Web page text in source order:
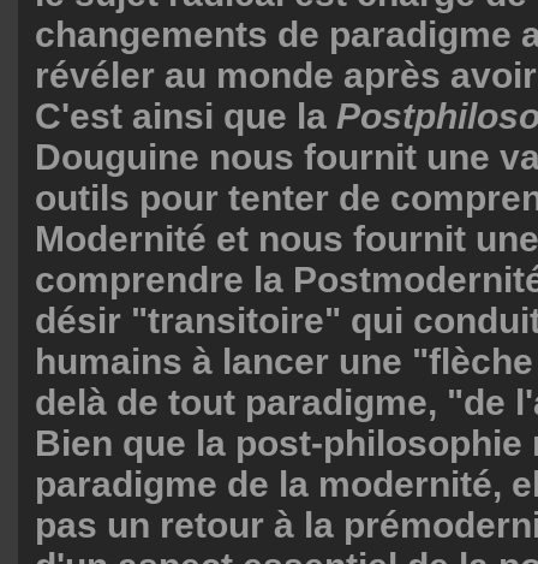
changements de paradigme
révéler au monde après
C'est ainsi que la
Douguine nous fournit une
outils pour tenter de
Modernité et nous fournit
comprendre la
désir "transitoire" qui
humains à lancer une
delà de tout paradigme, "de
Bien que la post-philosophie
paradigme de la modernité,
pas un retour à la